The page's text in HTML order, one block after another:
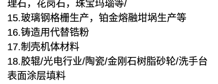
理石，花岗石，珠宝玛瑙等/
15.玻璃钢格栅生产，铂金熔融坩埚生产等
16.铸造用代替锆粉
17.制壳机体材料
18.胶辊/光电行业/陶瓷/金刚石树脂砂轮/洗手台
表面涂层填料